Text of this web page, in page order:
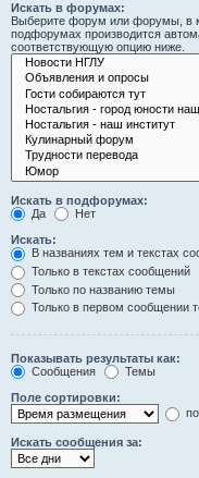
Искать в форумах:
Выберите форум или форумы, в
подфорумах производится
соответствующую опцию ниже.
Искать в подфорумах:
Да
Нет
Искать:
В названиях тем и текстах
Только в текстах сообщений
Только по названию темы
Только в первом сообщении
Показывать результаты как:
Сообщения
Темы
Поле сортировки:
Искать сообщения за: